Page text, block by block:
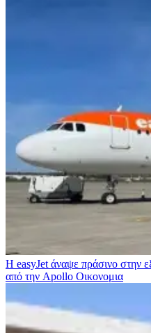
Η easyJet άναψε πράσινο στην
από την Apollo Οικονομια